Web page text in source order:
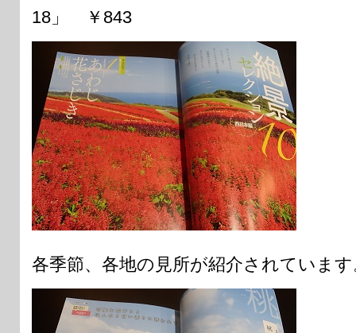
18」 ￥843
各季節、各地の見所が紹介されていま